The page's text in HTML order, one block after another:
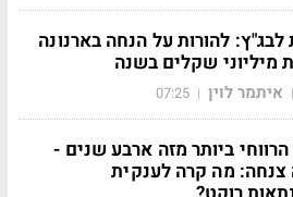
לבג"ץ: להורות על הנחה בארנונה
מיליוני שקלים בשנה
| איתמר לוין |
07:25
הרווחי ביותר מזה ארבע שנים -
צנחה: מה קרה לענקית